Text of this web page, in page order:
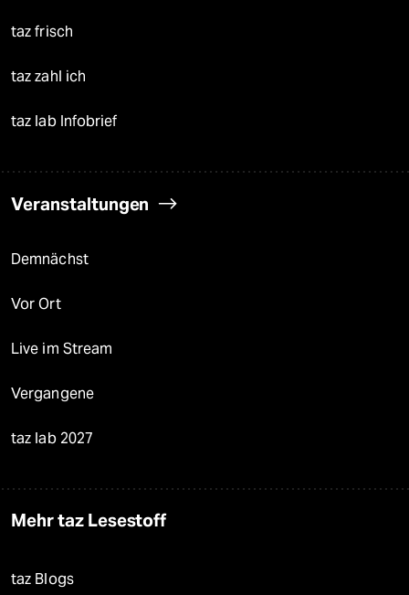
taz frisch
taz zahl ich
taz lab Infobrief
Veranstaltungen
Demnächst
Vor Ort
Live im Stream
Vergangene
taz lab 2027
Mehr taz Lesestoff
taz Blogs